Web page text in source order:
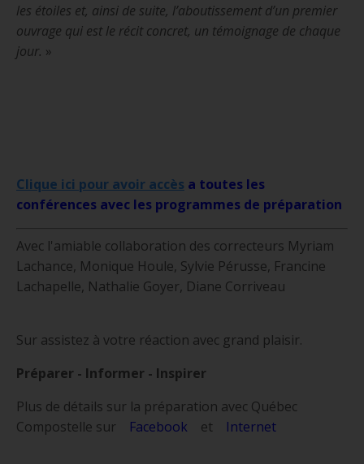
les étoiles et, ainsi de suite, l’aboutissement d’un premier
ouvrage qui est le récit concret, un témoignage de chaque
jour. »
Clique ici pour avoir accès a toutes les
conférences avec les programmes de préparation
Avec l'amiable collaboration des correcteurs Myriam
Lachance, Monique Houle, Sylvie Pérusse, Francine
Lachapelle, Nathalie Goyer, Diane Corriveau
Sur assistez à votre réaction avec grand plaisir.
Préparer - Informer - Inspirer
Plus de détails sur la préparation avec Québec
Compostelle sur Facebook et Internet